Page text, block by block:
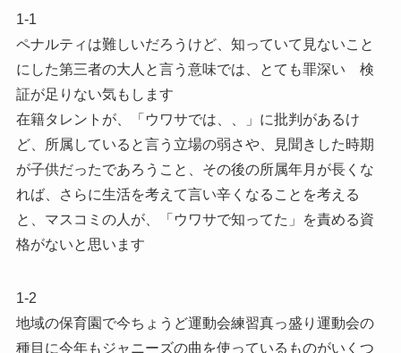
1-1
ペナルティは難しいだろうけど、知っていて見ないこと
にした第三者の大人と言う意味では、とても罪深い 検
証が足りない気もします
在籍タレントが、「ウワサでは、、」に批判があるけ
ど、所属していると言う立場の弱さや、見聞きした時期
が子供だったであろうこと、その後の所属年月が長くな
れば、さらに生活を考えて言い辛くなることを考える
と、マスコミの人が、「ウワサで知ってた」を責める資
格がないと思います
1-2
地域の保育園で今ちょうど運動会練習真っ盛り運動会の
種目に今年もジャニーズの曲を使っているものがいくつ